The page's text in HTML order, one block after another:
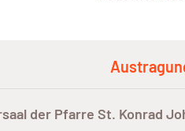
der Pfarre St. Konrad